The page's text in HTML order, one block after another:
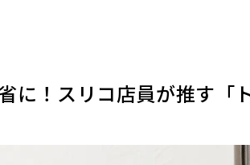
に！スリコ店員が推す「